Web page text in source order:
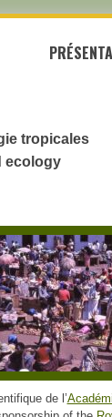
tropicales
ecology
de l’